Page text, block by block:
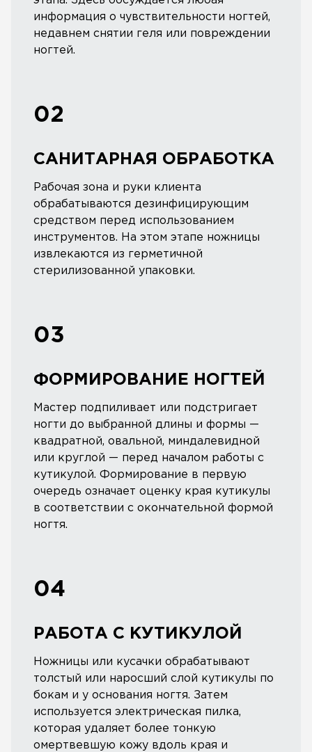
информация о чувствительности ногтей,
недавнем снятии геля или повреждении
ногтей.
02
САНИТАРНАЯ ОБРАБОТКА
Рабочая зона и руки клиента
обрабатываются дезинфицирующим
средством перед использованием
инструментов. На этом этапе ножницы
извлекаются из герметичной
стерилизованной упаковки.
03
ФОРМИРОВАНИЕ НОГТЕЙ
Мастер подпиливает или подстригает
ногти до выбранной длины и формы —
квадратной, овальной, миндалевидной
или круглой — перед началом работы с
кутикулой. Формирование в первую
очередь означает оценку края кутикулы
в соответствии с окончательной формой
ногтя.
04
РАБОТА С КУТИКУЛОЙ
Ножницы или кусачки обрабатывают
толстый или наросший слой кутикулы по
бокам и у основания ногтя. Затем
используется электрическая пилка,
которая удаляет более тонкую
омертвевшую кожу вдоль края и